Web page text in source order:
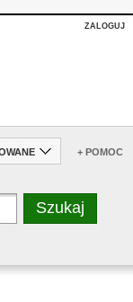
ZALOGUJ
+ POMOC